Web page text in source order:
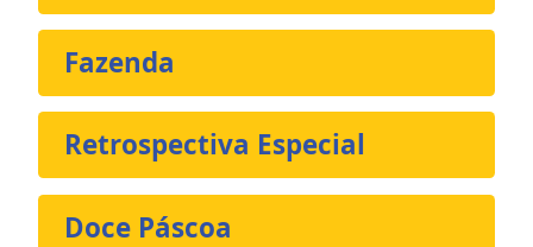
Fazenda
Retrospectiva Especial
Doce Páscoa